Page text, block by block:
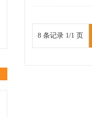
8 条记录 1/1 页